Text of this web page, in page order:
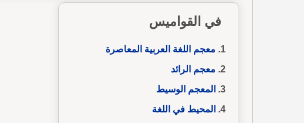
في القواميس
معجم اللغة العربية المعاصرة
معجم الرائد
المعجم الوسيط
المحيط في اللغة